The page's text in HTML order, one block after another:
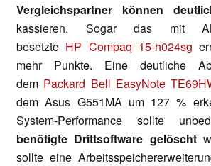
Vergleichspartner können
kassieren. Sogar das mit
besetzte HP Compaq 15-h024sg
mehr Punkte. Eine deutliche
dem Packard Bell EasyNote
dem Asus G551MA um 127 %
System-Performance sollte
benötigte Drittsoftware gelöscht
sollte eine